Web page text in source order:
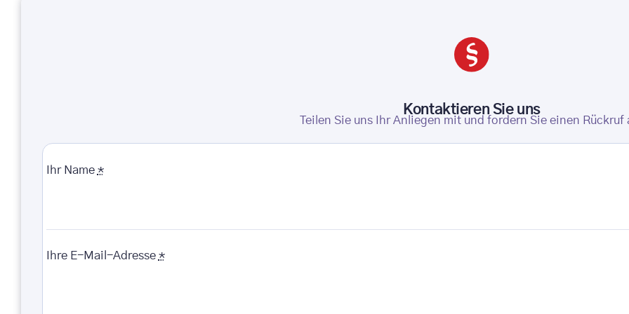
Kontaktieren Sie uns
Teilen Sie uns Ihr Anliegen mit und fordern Sie einen Rückruf
Ihr Name *
Ihre E-Mail-Adresse *